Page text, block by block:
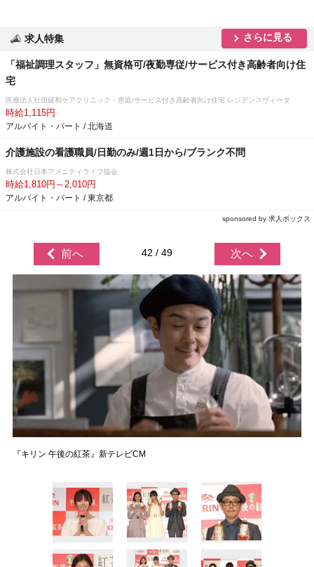
求人特集 さらに見る
「福祉調理スタッフ」無資格可/夜勤専従/サービス付き高齢者向け住
宅
医療法人社団緩和ケアクリニック・恵庭/サービス付き高齢者向け住宅 レジデンスヴィータ
時給1,115円
アルバイト・パート / 北海道
介護施設の看護職員/日勤のみ/週1日から/ブランク不問
株式会社日本アメニティライフ協会
時給1,810円～2,010円
アルバイト・パート / 東京都
sponsored by 求人ボックス
前へ 42 / 49 次へ
『キリン 午後の紅茶』新テレビCM